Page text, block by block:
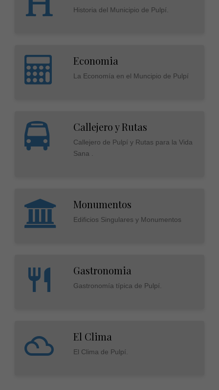
Historia del Municipio de Pulpí.
Economia
La Economía en el Muncipio de Pulpí
Callejero y Rutas
Callejero de Pulpí y Rutas para la Vida
Sana .
Monumentos
Edificios Singulares y Monumentos
Gastronomia
Gastronomía típica de Pulpí.
El Clima
El Clima de Pulpí.